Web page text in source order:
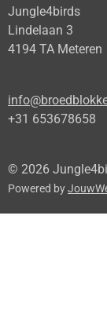
Jungle4birds
Lindelaan 3
4194 TA Meteren
+31 653678658
© 2026
Powered by